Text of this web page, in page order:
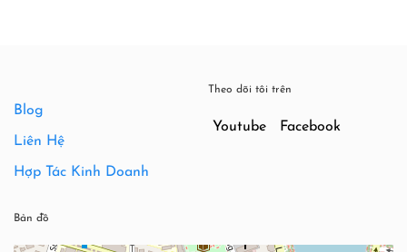
Blog
Liên Hệ
Hợp Tác Kinh Doanh
Theo dõi tôi trên
Youtube Facebook
Bản đồ